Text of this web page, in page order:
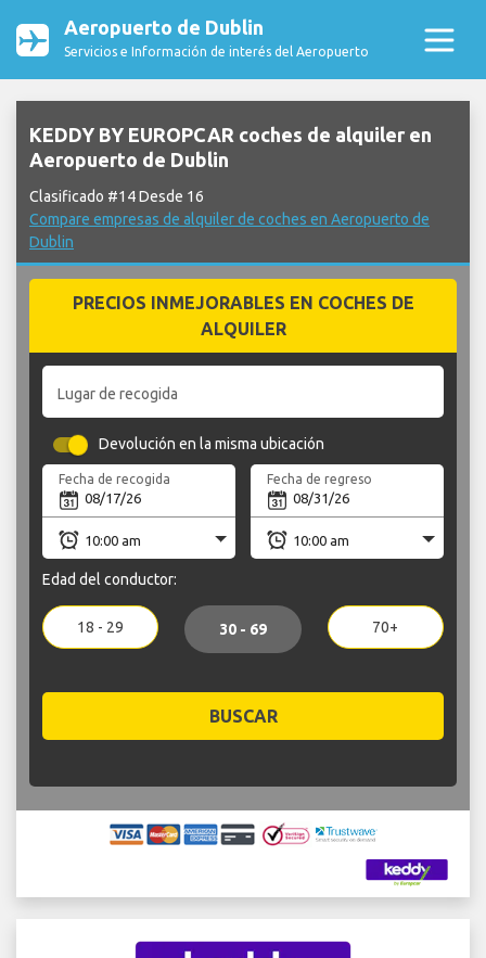
Aeropuerto de Dublin
Servicios e Información de interés del Aeropuerto
KEDDY BY EUROPCAR coches de alquiler en
Aeropuerto de Dublin
Clasificado #14 Desde 16
Compare empresas de alquiler de coches en Aeropuerto de
Dublin
PRECIOS INMEJORABLES EN COCHES DE
ALQUILER
Lugar de recogida
Devolución en la misma ubicación
Fecha de recogida Fecha de regreso
Edad del conductor:
18 - 29 30 - 69 70+
BUSCAR